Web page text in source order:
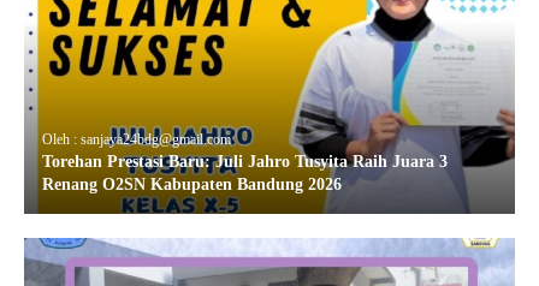
Oleh : sanjaya24bdg@gmail.com
Torehan Prestasi Baru: Juli Jahro Tusyita Raih Juara 3
Renang O2SN Kabupaten Bandung 2026